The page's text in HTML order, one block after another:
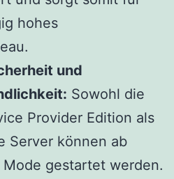
hohes
und
Sowohl die
Provider Edition als
Server können ab
gestartet werden.